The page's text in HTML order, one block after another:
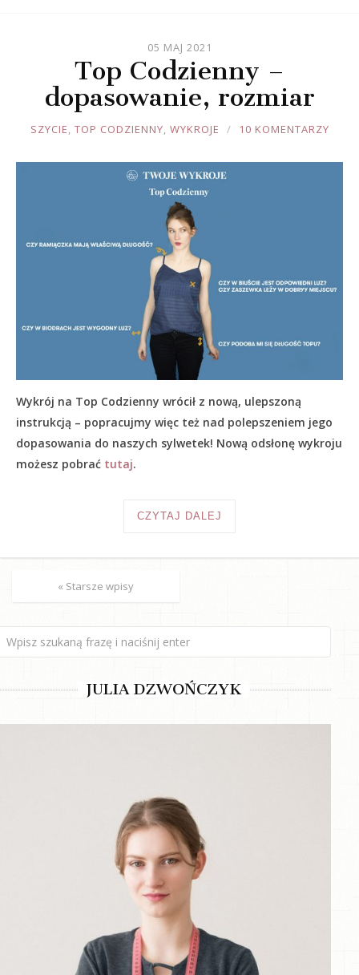
05 MAJ 2021
Top Codzienny –
dopasowanie, rozmiar
JOULE
SZYCIE, TOP CODZIENNY, WYKROJE 10 KOMENTARZY
Wykrój na Top Codzienny wrócił z nową, ulepszoną
instrukcją – popracujmy więc też nad polepszeniem jego
dopasowania do naszych sylwetek! Nową odsłonę wykroju
możesz pobrać tutaj.
CZYTAJ DALEJ
« Starsze wpisy
JULIA DZWOŃCZYK